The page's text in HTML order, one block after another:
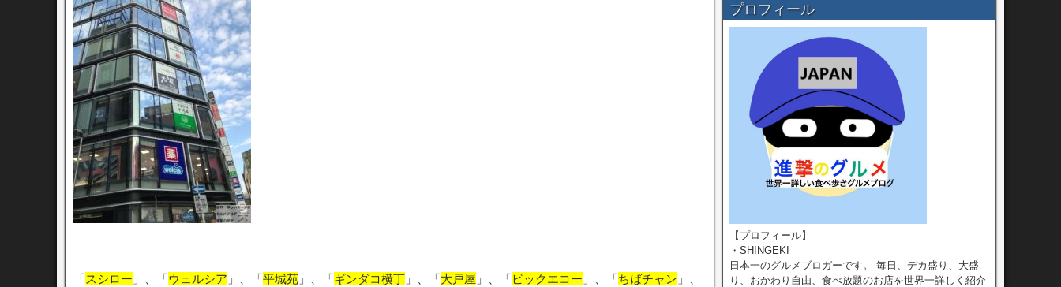
「スシロー 」、「ウェルシア 」、「平城苑 」、「ギンダコ横丁 」、「大戸屋 」、「ビックエコー 」、「ちばチャン 」、
プロフィール
【プロフィール】
・SHINGEKI
日本一のグルメブロガーです。 毎日、デカ盛り、大盛
り、おかわり自由、食べ放題のお店を世界一詳しく紹介